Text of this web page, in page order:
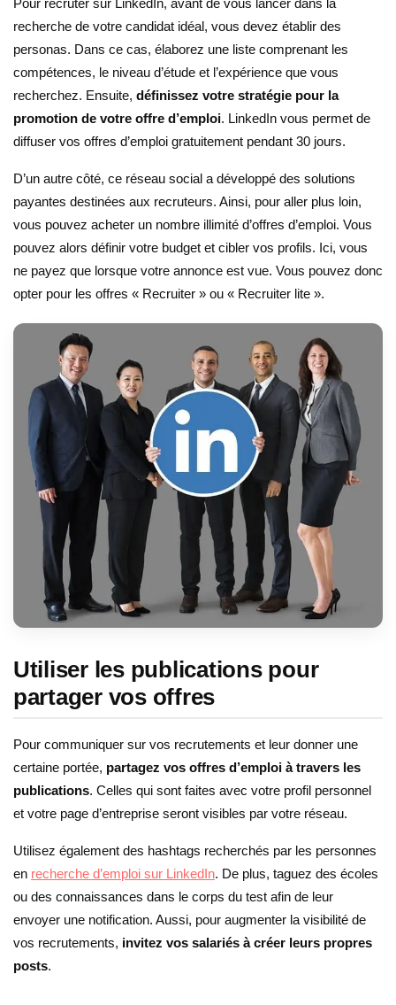
recherche de votre candidat idéal, vous devez établir des
personas. Dans ce cas, élaborez une liste comprenant les
compétences, le niveau d’étude et l’expérience que vous
recherchez. Ensuite, définissez votre stratégie pour la
promotion de votre offre d’emploi. LinkedIn vous permet de
diffuser vos offres d’emploi gratuitement pendant 30 jours.
D’un autre côté, ce réseau social a développé des solutions
payantes destinées aux recruteurs. Ainsi, pour aller plus loin,
vous pouvez acheter un nombre illimité d’offres d’emploi. Vous
pouvez alors définir votre budget et cibler vos profils. Ici, vous
ne payez que lorsque votre annonce est vue. Vous pouvez donc
opter pour les offres « Recruiter » ou « Recruiter lite ».
Utiliser les publications pour
partager vos offres
Pour communiquer sur vos recrutements et leur donner une
certaine portée, partagez vos offres d’emploi à travers les
publications. Celles qui sont faites avec votre profil personnel
et votre page d’entreprise seront visibles par votre réseau.
Utilisez également des hashtags recherchés par les personnes
en recherche d’emploi sur LinkedIn. De plus, taguez des écoles
ou des connaissances dans le corps du test afin de leur
envoyer une notification. Aussi, pour augmenter la visibilité de
vos recrutements, invitez vos salariés à créer leurs propres
posts.